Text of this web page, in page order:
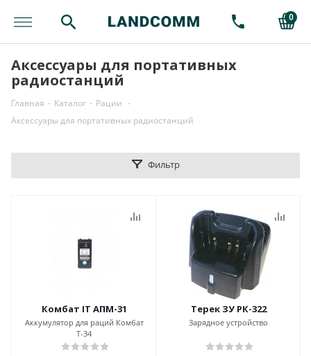
0
Аксессуары для портативных
радиостанций
Главная - Каталог - Рации -
Аксессуары для портативных радиостанций
Фильтр
Комбат IT АПМ-31
Аккумулятор для раций Комбат
Т-34
Терек ЗУ РК-322
Зарядное устройство